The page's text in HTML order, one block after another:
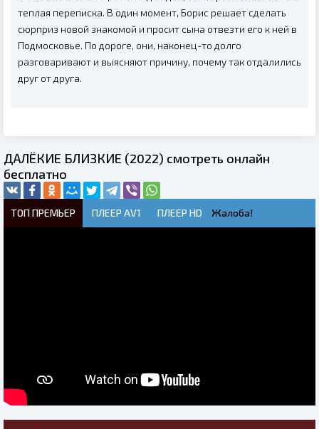
теплая переписка. В один момент, Борис решает сделать
сюрприз новой знакомой и просит сына отвезти его к ней в
Подмосковье. По дороге, они, наконец-то долго
разговаривают и выясняют причину, почему так отдалились
друг от друга.
ДАЛЁКИЕ БЛИЗКИЕ (2022) смотреть онлайн
бесплатно
ТОП ПРЕМЬЕР ПЛЕЕР AV1 ПЛЕЕР HD Жалоба!